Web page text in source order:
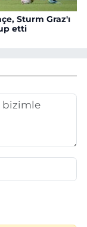
Sturm Graz'ı
etti